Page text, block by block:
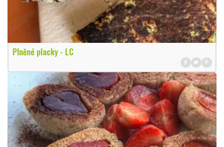
Plněné placky - LC